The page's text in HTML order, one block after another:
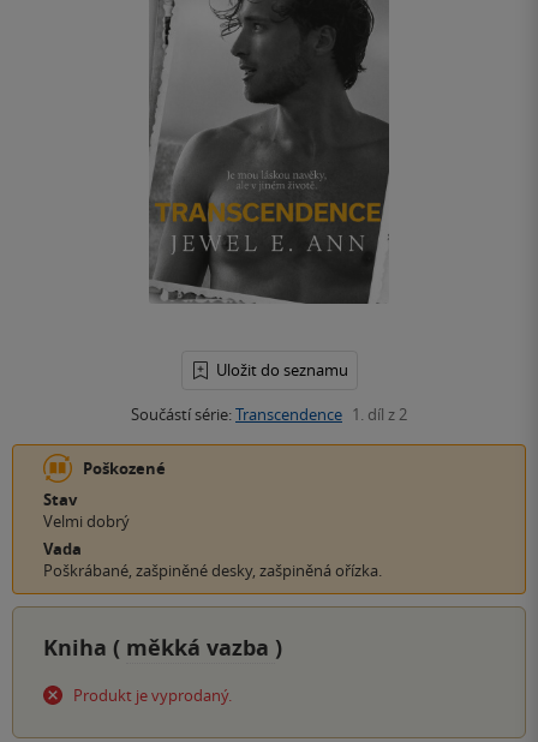
Uložit do seznamu
Součástí série:Transcendence 1. díl z 2
Poškozené
Stav
Velmi dobrý
Vada
Poškrábané, zašpiněné desky, zašpiněná ořízka.
Kniha ( měkká vazba )
Produkt je vyprodaný.